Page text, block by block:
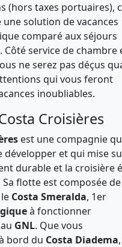
(hors taxes portuaires),
solution de vacances
comparé aux séjours
service de chambre
ne serez pas déçus
qui vous feront
inoubliables.
Croisières
est une compagnie
développer et qui mise
durable et la croisière
flotte est composée
Costa Smeralda, 1er
à fonctionner
GNL. Que vous
bord du Costa Diadema